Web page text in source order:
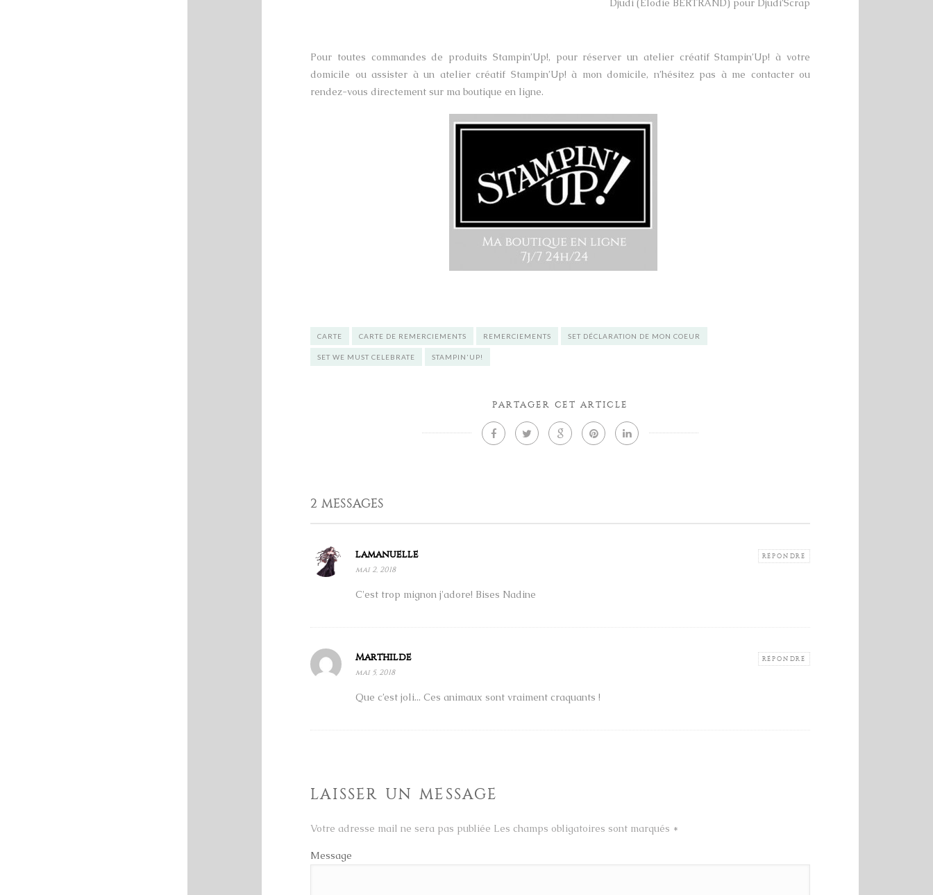
Djudi (Elodie BERTRAND) pour Djudi’Scrap
Pour toutes commandes de produits Stampin’Up!, pour réserver un atelier créatif Stampin’Up! à votre
domicile ou assister à un atelier créatif Stampin’Up! à mon domicile, n’hésitez pas à me contacter ou
rendez-vous directement sur ma boutique en ligne.
CARTE CARTE DE REMERCIEMENTS REMERCIEMENTS SET DÉCLARATION DE MON COEUR
SET WE MUST CELEBRATE STAMPIN'UP!
PARTAGER CET ARTICLE
2 MESSAGES
lamanuelle RÉPONDRE
mai 2, 2018
C'est trop mignon j'adore! Bises Nadine
Marthilde RÉPONDRE
mai 5, 2018
Que c’est joli... Ces animaux sont vraiment craquants !
LAISSER UN MESSAGE
Votre adresse mail ne sera pas publiée Les champs obligatoires sont marqués *
Message